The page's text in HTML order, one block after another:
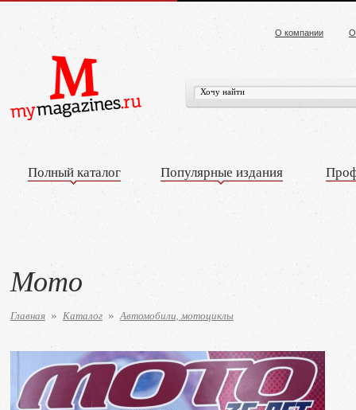
О компании
Полный каталог Популярные издания
Мото
Главная » Каталог » Автомобили, мотоциклы